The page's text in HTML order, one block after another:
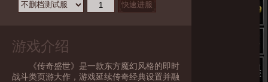
游戏介绍
《传奇盛世》是一款东方魔幻风格的即时
战斗类页游大作，游戏延续传奇经典设置并融